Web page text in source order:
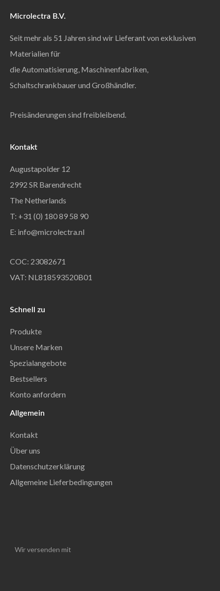
Microlectra B.V.
Seit mehr als 51 Jahren sind wir Lieferant von exklusiven
Materialien für
die Automatisierung, Maschinenfabriken,
Schaltschrankbauer und Großhändler.
Preisänderungen sind freibleibend.
Kontakt
Augustapolder 12
2992 SR Barendrecht
The Netherlands
T: +31 (0) 180 89 58 90
E: info@microlectra.nl
COC: 23082671
VAT: NL818593520B01
Schnell zu
Produkte
Unsere Marken
Spezialangebote
Bestsellers
Konto anfordern
Allgemein
Kontakt
Über uns
Datenschutzerklärung
Allgemeine Lieferbedingungen
Wir versenden mit